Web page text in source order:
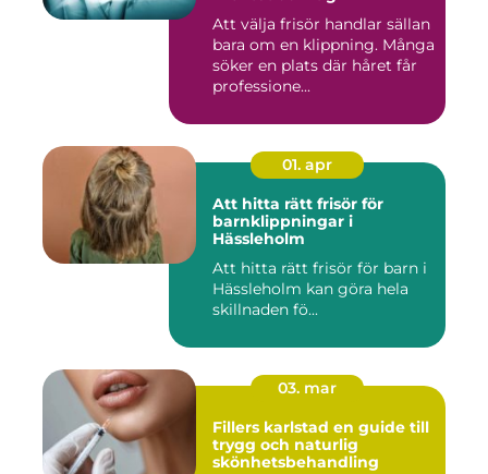
Att välja frisör handlar sällan
bara om en klippning. Många
söker en plats där håret får
professione...
01. apr
Att hitta rätt frisör för
barnklippningar i
Hässleholm
Att hitta rätt frisör för barn i
Hässleholm kan göra hela
skillnaden fö...
03. mar
Fillers karlstad en guide till
trygg och naturlig
skönhetsbehandling